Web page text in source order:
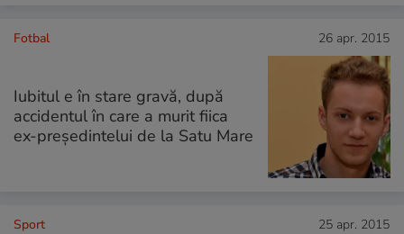
Fotbal 26 apr. 2015
Iubitul e în stare gravă, după
accidentul în care a murit fiica
ex-președintelui de la Satu Mare
Sport 25 apr. 2015